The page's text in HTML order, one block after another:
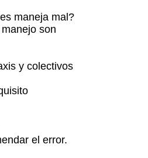
maneja mal?
son
y colectivos
el error.